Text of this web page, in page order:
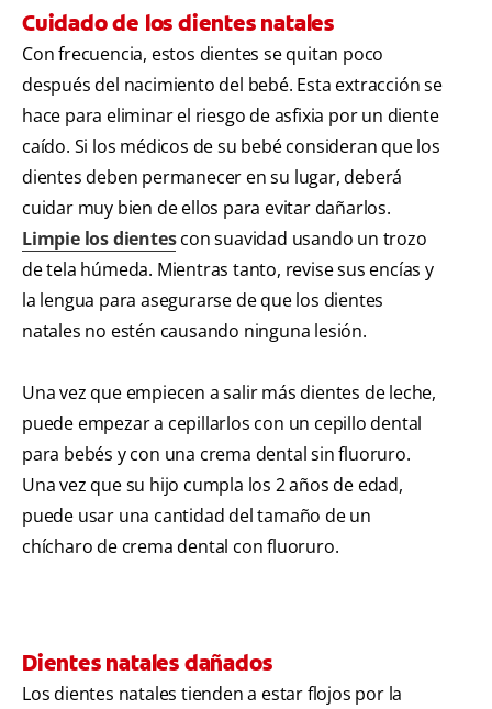
Cuidado de los dientes natales
Con frecuencia, estos dientes se quitan poco
después del nacimiento del bebé. Esta extracción se
hace para eliminar el riesgo de asfixia por un diente
caído. Si los médicos de su bebé consideran que los
dientes deben permanecer en su lugar, deberá
cuidar muy bien de ellos para evitar dañarlos.
Limpie los dientescon suavidad usando un trozo
de tela húmeda. Mientras tanto, revise sus encías y
la lengua para asegurarse de que los dientes
natales no estén causando ninguna lesión.
Una vez que empiecen a salir más dientes de leche,
puede empezar a cepillarlos con un cepillo dental
para bebés y con una crema dental sin fluoruro.
Una vez que su hijo cumpla los 2 años de edad,
puede usar una cantidad del tamaño de un
chícharo de crema dental con fluoruro.
Dientes natales dañados
Los dientes natales tienden a estar flojos por la